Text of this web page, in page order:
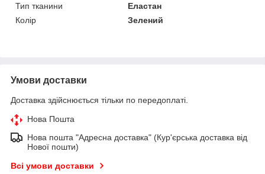
Тип тканини
Еластан
Колір
Зелений
Умови доставки
Доставка здійснюється тільки по передоплаті.
Нова Пошта
Нова пошта "Адресна доставка" (Кур'єрська доставка від
Нової пошти)
Всі умови доставки